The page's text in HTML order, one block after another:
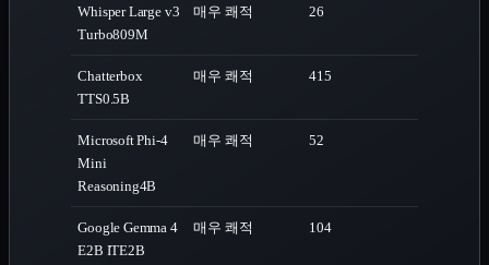
Whisper Large v3
Turbo809M
매우 쾌적 26
Chatterbox
TTS0.5B
매우 쾌적 415
Microsoft Phi-4
Mini
Reasoning4B
매우 쾌적 52
Google Gemma 4
E2B ITE2B
매우 쾌적 104